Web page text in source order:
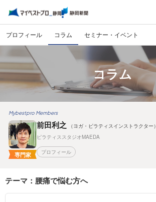
プロフィール コラム セミナー・イベント
コラム
Mybestpro Members
専門家
前田利之
（ヨガ・ピラティスインストラクター）
ピラティススタジオMAEDA
プロフィール
テーマ：腰痛で悩む方へ